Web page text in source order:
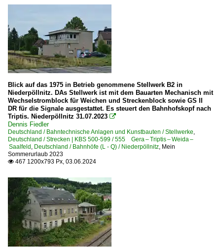
Blick auf das 1975 in Betrieb genommene Stellwerk B2 in
Niederpöllnitz. DAs Stellwerk ist mit dem Bauarten Mechanisch mit
Wechselstromblock für Weichen und Streckenblock sowie GS II
DR für die Signale ausgestattet. Es steuert den Bahnhofskopf nach
Triptis. Niederpöllnitz 31.07.2023 
Dennis Fiedler
Deutschland / Bahntechnische Anlagen und Kunstbauten / Stellwerke,
Deutschland / Strecken | KBS 500-599 / 555 Gera – Triptis – Weida –
Saalfeld, Deutschland / Bahnhöfe (L - Q) / Niederpöllnitz, Mein
Sommerurlaub 2023
 467 1200x793 Px, 03.06.2024